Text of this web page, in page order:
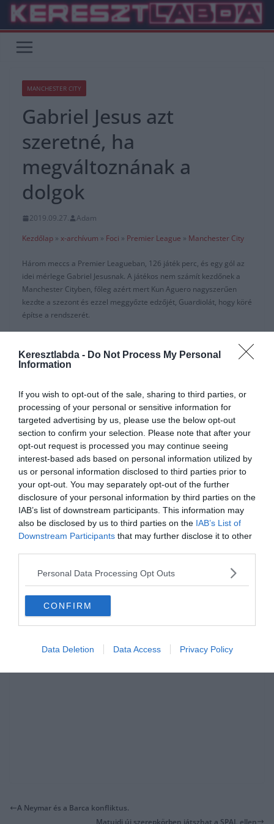
Keresztlabda - Do Not Process My Personal
Information
If you wish to opt-out of the sale, sharing to third parties, or
processing of your personal or sensitive information for
targeted advertising by us, please use the below opt-out
section to confirm your selection. Please note that after your
opt-out request is processed you may continue seeing
interest-based ads based on personal information utilized by
us or personal information disclosed to third parties prior to
your opt-out. You may separately opt-out of the further
disclosure of your personal information by third parties on the
IAB’s list of downstream participants. This information may
also be disclosed by us to third parties on the IAB’s List of
Downstream Participants that may further disclose it to other
Personal Data Processing Opt Outs
CONFIRM
Data Deletion Data Access Privacy Policy
Skip
content
MANCHESTER CITY
Gabriel Jesus azt
szeretné, ha
megváltoznának a
dolgok
2019.09.27.
Adam
Kezdőlap » x-archívum » Foci » Premier League » Manchester City
Három meccs a Premier Leagueban, 126 játék perc, és egy gól az
idei mérlege Gabriel Jesusnak. A játékos nem számít kezdőnek a
Manchester Cityben, főleg azért mert Kun Aguero nagyszerűen
kezdte a szezont és ezzel meggyőzte edzőjét, Guardiolát, hogy köré
építse a rendszerét.
küldött edzőjének a legújabb Esporte Interativonak adott
interjújában:
majdnem három éve vagyok a Manchester Citynél. Többet
szeretnék játszani, az elmúlt szezonban nem volt lehetőségem
fontos mérkőzéseken szerepelni, így eljött az ideje, hogy
megváltozzon a helyzet. Természetesen hatalmas verseny van,
Aguero talán a klub történelmének legnagyobb legendája, de nem
akarok a cserepadon ücsörögni. Nehéz a pályán kívülről nézni a
fontos meccseket, de mindig is professzionálisan viselkedtem. Nem
akarom senki helyét elvenni, ennek természetesen kell
megtörténnie.”
Pep Guardiolán múlik hogyan kezeli a szituációt, de ismerve az
edzői munkáját sose fogadta jól, ha valaki a sajtóban kritizálta. Ami
biztos, Jesus türelme lejárt.
forrás:Di Marzio
A Neymar és a Barca konfliktus.
Matuidi új szerepkörben játszhat a SPAL ellen